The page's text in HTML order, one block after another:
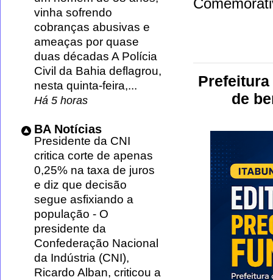
de
vinha sofrendo
cobranças abusivas e
ameaças por quase
duas décadas A Polícia
Civil da Bahia deflagrou,
nesta quinta-feira,...
Há 5 horas
BA Notícias
Presidente da CNI
critica corte de apenas
0,25% na taxa de juros
e diz que decisão
segue asfixiando a
população - O
presidente da
Confederação Nacional
da Indústria (CNI),
Ricardo Alban, criticou a